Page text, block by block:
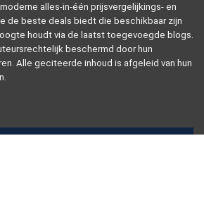
alles-in-één prijsvergelijkings- en
de beste deals biedt die beschikbaar zijn
houdt via de laatst toegevoegde blogs.
beschermd door hun
Alle geciteerde inhoud is afgeleid van hun